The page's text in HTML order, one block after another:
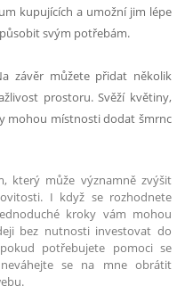
kupujících a umožní jim lépe
svým potřebám.
závěr můžete přidat několik
prostoru. Svěží květiny,
mohou místnosti dodat šmrnc
který může významně zvýšit
I když se rozhodnete
kroky vám mohou
bez nutnosti investovat do
potřebujete pomoci se
se na mne obrátit